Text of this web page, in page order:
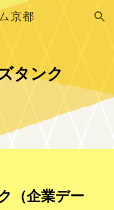
Skip to navigation
京都
タンク
（企業デー